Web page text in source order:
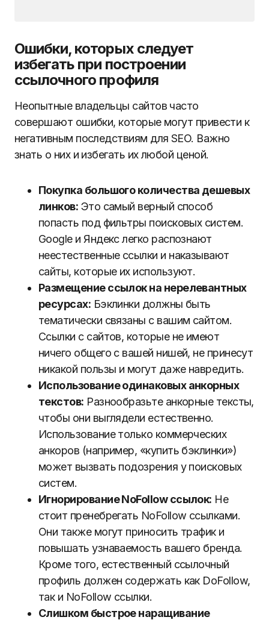
Ошибки, которых следует
избегать при построении
ссылочного профиля
Неопытные владельцы сайтов часто
совершают ошибки, которые могут привести к
негативным последствиям для SEO. Важно
знать о них и избегать их любой ценой.
Покупка большого количества дешевых
линков: Это самый верный способ
попасть под фильтры поисковых систем.
Google и Яндекс легко распознают
неестественные ссылки и наказывают
сайты, которые их используют.
Размещение ссылок на нерелевантных
ресурсах: Бэклинки должны быть
тематически связаны с вашим сайтом.
Ссылки с сайтов, которые не имеют
ничего общего с вашей нишей, не принесут
никакой пользы и могут даже навредить.
Использование одинаковых анкорных
текстов: Разнообразьте анкорные тексты,
чтобы они выглядели естественно.
Использование только коммерческих
анкоров (например, «купить бэклинки»)
может вызвать подозрения у поисковых
систем.
Игнорирование NoFollow ссылок: Не
стоит пренебрегать NoFollow ссылками.
Они также могут приносить трафик и
повышать узнаваемость вашего бренда.
Кроме того, естественный ссылочный
профиль должен содержать как DoFollow,
так и NoFollow ссылки.
Слишком быстрое наращивание